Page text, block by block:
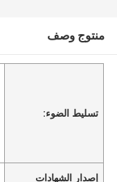
منتوج وصف
تسليط الضوء:
إصدار الشهادات